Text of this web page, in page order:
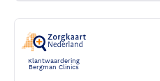
Klantwaardering
Bergman Clinics